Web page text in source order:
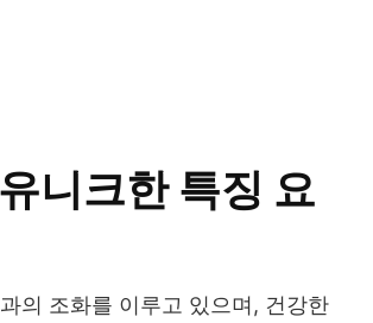
니크한 특징 요
의 조화를 이루고 있으며, 건강한